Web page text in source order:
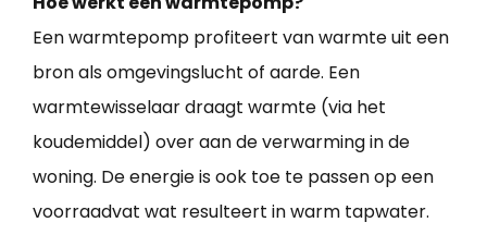
Een warmtepomp profiteert van warmte uit een
bron als omgevingslucht of aarde. Een
warmtewisselaar draagt warmte (via het
koudemiddel) over aan de verwarming in de
woning. De energie is ook toe te passen op een
voorraadvat wat resulteert in warm tapwater.